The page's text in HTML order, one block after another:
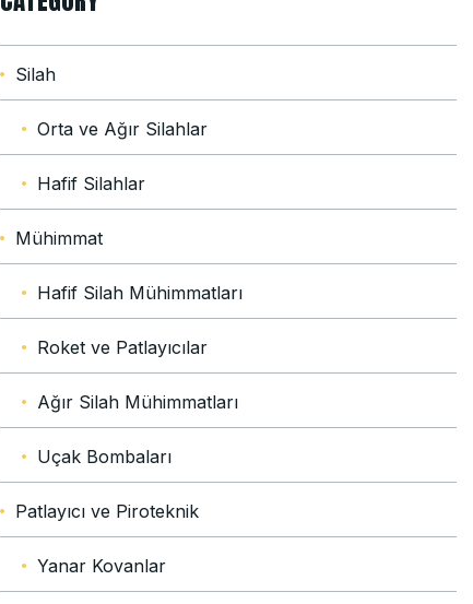
Silah
Orta ve Ağır Silahlar
Hafif Silahlar
Mühimmat
Hafif Silah Mühimmatları
Roket ve Patlayıcılar
Ağır Silah Mühimmatları
Uçak Bombaları
Patlayıcı ve Piroteknik
Yanar Kovanlar